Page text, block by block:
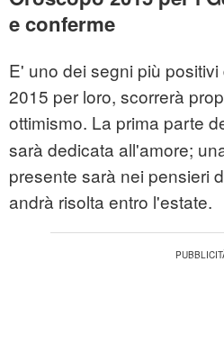
e conferme
E' uno dei segni più
2015 per loro, scorrerà
ottimismo. La prima parte
sarà dedicata all'amore;
presente sarà nei pensieri
andrà risolta entro l'estate.